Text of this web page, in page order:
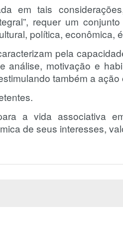
em tais
requer um
política, econômica,
pela
análise, motivação e
também a ação
a vida associativa
de seus interesses,